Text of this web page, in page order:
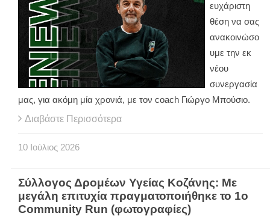
ευχάριστη
θέση να σας
ανακοινώσο
υμε την εκ
νέου
συνεργασία
μας, για ακόμη μία χρονιά, με τον coach Γιώργο Μπούσιο.
Διαβάστε Περισσότερα
10 Ιούλιος 2026
Σύλλογος Δρομέων Υγείας Κοζάνης: Με
μεγάλη επιτυχία πραγματοποιήθηκε το 1ο
Community Run (φωτογραφίες)